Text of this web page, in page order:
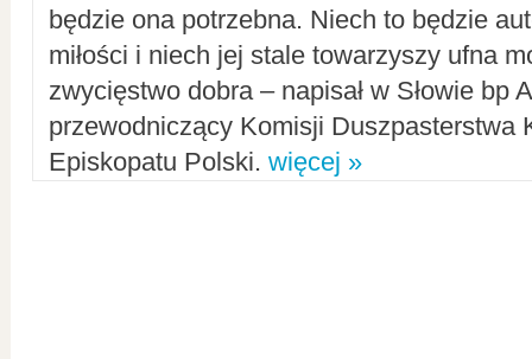
będzie ona potrzebna. Niech to będzie
miłości i niech jej stale towarzyszy ufna
zwycięstwo dobra – napisał w Słowie bp
przewodniczący Komisji Duszpasterstwa
Episkopatu Polski. więcej »